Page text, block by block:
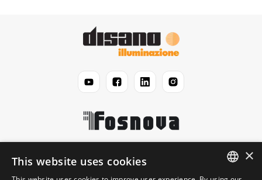
Disano ×
This website uses cookies